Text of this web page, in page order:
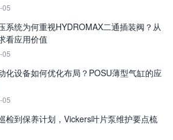
05
系统为何重视HYDROMAX二通插装阀？从
看应用价值
05
化设备如何优化布局？POSU薄型气缸的应
05
检到保养计划，Vickers叶片泵维护要点梳